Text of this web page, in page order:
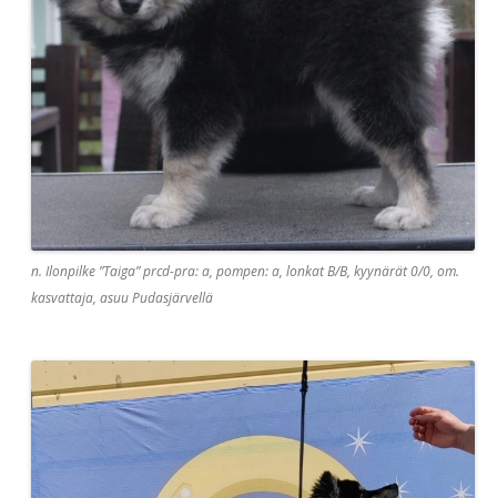
n. Ilonpilke ”Taiga” prcd-pra: a, pompen: a, lonkat B/B, kyynärät 0/0, om.
kasvattaja, asuu Pudasjärvellä